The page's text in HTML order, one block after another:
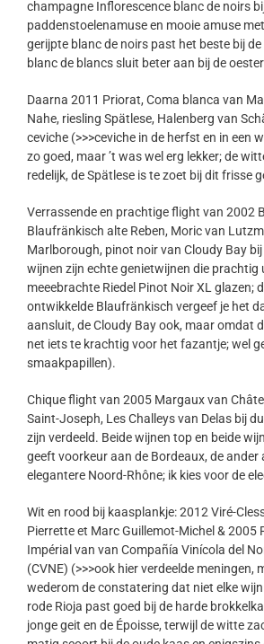
champagne Inflorescence blanc de noirs
paddenstoelenamuse en mooie amuse
gerijpte blanc de noirs past het beste bij
blanc de blancs sluit beter aan bij de
Daarna 2011 Priorat, Coma blanca van
Nahe, riesling Spätlese, Halenberg van
ceviche (>>>ceviche in de herfst en in een
zo goed, maar ’t was wel erg lekker; de
redelijk, de Spätlese is te zoet bij dit frisse
Verrassende en prachtige flight van 2002
Blaufränkisch alte Reben, Moric van
Marlborough, pinot noir van Cloudy Bay
wijnen zijn echte genietwijnen die prachtig
meeebrachte Riedel Pinot Noir XL glazen;
ontwikkelde Blaufränkisch vergeef je het
aansluit, de Cloudy Bay ook, maar omdat
net iets te krachtig voor het fazantje; wel
smaakpapillen).
Chique flight van 2005 Margaux van
Saint-Joseph, Les Challeys van Delas bij
zijn verdeeld. Beide wijnen top en beide
geeft voorkeur aan de Bordeaux, de ander
elegantere Noord-Rhône; ik kies voor de
Wit en rood bij kaasplankje: 2012 Viré-
Pierrette et Marc Guillemot-Michel & 2005
Impérial van van Compañía Vinícola del
(CVNE) (>>>ook hier verdeelde meningen,
wederom de constatering dat niet elke
rode Rioja past goed bij de harde
jonge geit en de Époisse, terwijl de witte